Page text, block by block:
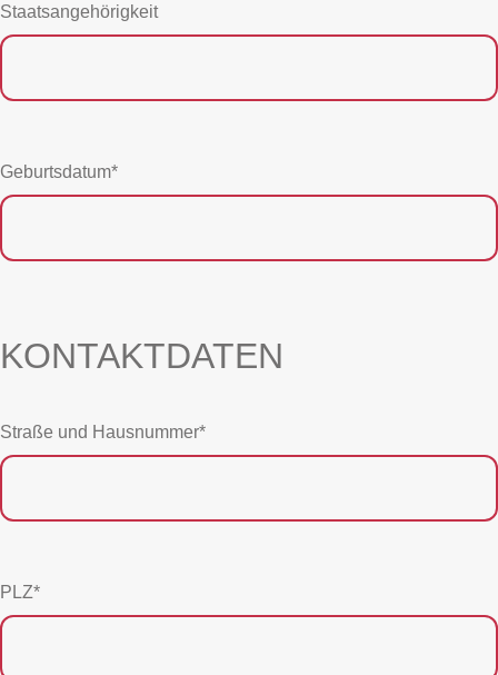
Staatsangehörigkeit
Geburtsdatum*
KONTAKTDATEN
Straße und Hausnummer*
PLZ*